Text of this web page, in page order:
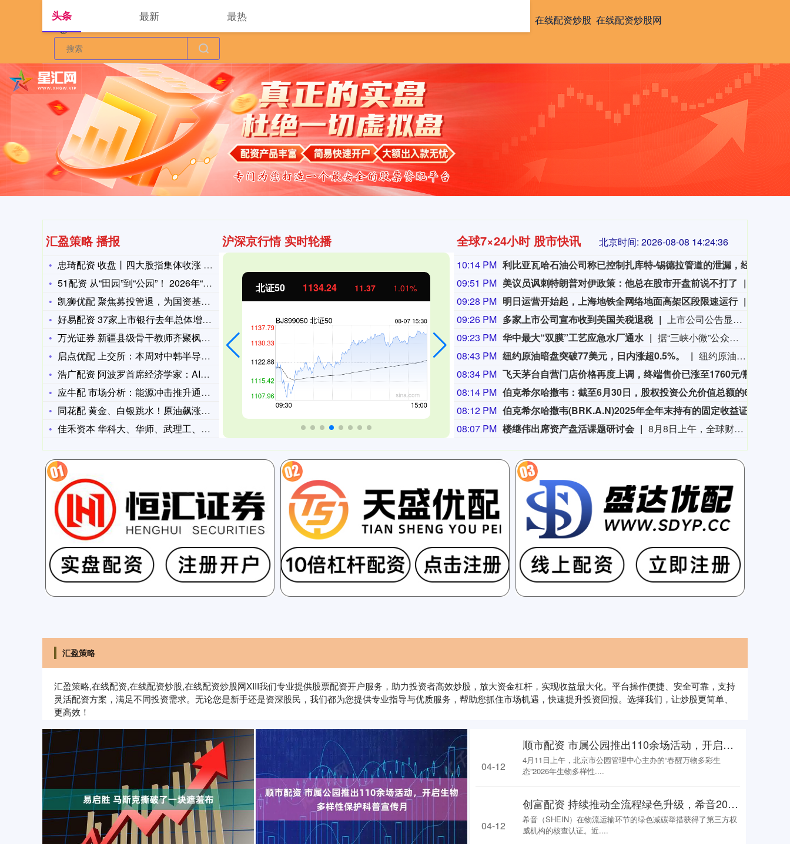
在线配资炒股 在线配资炒股网
汇盈策略 播报
忠琦配资 收盘丨四大股指集体收涨 半导体产业链爆发
51配资 从“田园”到“公园”！ 2026年“北京优农”特色
凯狮优配 聚焦募投管退，为国资基金松绑赋能
好易配资 37家上市银行去年总体增员6505人 人均薪酬有升
万光证券 新疆县级骨干教师齐聚枫溪 共探学科育人核心使命
启点优配 上交所：本周对中韩半导体ETF、南方原油LOF、标
浩广配资 阿波罗首席经济学家：AI越强，通胀越高，降息越难
应牛配 市场分析：能源冲击推升通胀 关键在于持续性
同花配 黄金、白银跳水！原油飙涨！中东突发：德黑兰，10多分
佳禾资本 华科大、华师、武理工、中南大、地大（武汉）集体扩招
沪深京行情 实时轮播
北证50 1134.24 11.37 1.01% 创业板指 3563.12 47.56 1.35% 基金指数 7242.10 12.30 0.17% 国债指数
全球7×24小时 股市快讯 北京时间: 2026-08-08 14:24:38
10:14 PM
09:51 PM 美议员讽刺特朗普对伊政策：他总在股市开盘前说不打了
09:28 PM 明日运营开始起，上海地铁全网络地面高架区段限速运行
09:26 PM 多家上市公司宣布收到美国关税退税
上市公司公告显示，自7月以来，多家公司宣布已经收到美国关税退税。根据美国最高法院今年2月裁定，《国际紧急经济权力法》不授权总统征收大规模关税。美国国际贸易法院随后下令海关办理相关退款。海关与边境保护局4月20日启动第一阶段退款工作，首批退款于5月11日前后发放。美国海关与边境保护局官员本月4日披露的信息显示，截至7月底，该部门已处理完毕约1000亿美元关税的退款流程并把相关信息提供给财政部用于付款。（中新社）
09:23 PM 华中最大“双膜”工艺应急水厂通水
据“三峡小微”公众号消息，8月8日，由三峡集团所属长江环保集团、武汉市水务集团等共同投资建设的华中地区规模最大的“双膜”工艺应急水厂——武汉梁子湖应急水厂并网通水，标志着武汉市江南区域正式构建起“一江一湖”双水源互为备援、灵活调度的供水新格局，为片区660万市民用水安全提供坚实保障。
08:43 PM 纽约原油暗盘突破77美元，日内涨超0.5%。
纽约原油暗盘突破77美元，日内涨超0.5%。
08:34 PM
08:14 PM
08:12 PM
08:07 PM 楼继伟出席资产盘活课题研讨会 8月8日上午，全球财富管理论坛在京召开“地方国有存量资产盘活进展、难点与策略”课题研讨会，楼继伟出席会议并做总结发言。楼继伟在发言中表示，盘活国有资产既是近期的当务之急，也是一项长期性的战略任务。当前我国GDP平减指数阶段性承压走低，财政维持紧平衡格局的压力持续攀升；我国税收结构以间接税为主体，税收收入增速显著弱于名义GDP增速，财政内生增收动能受限。叠加土地财政收入大幅收缩，地方隐性债务化解、长期限国债常态化发行带来的利息支出刚性上涨，收支两端压力持续凸显。综合多重现实约束来看，国有存量资产盘活并非短期应急手段，而是一项需要常态化、长效化推进的重点工作。（全球财富管理论坛）
汇盈策略
汇盈策略,在线配资,在线配资炒股,在线配资炒股网XIII‌我们专业提供股票配资开户服务，助力投资者高效炒股，放大资金杠杆，实现收益最大化。平台操作便捷、安全可靠，支持
灵活配资方案，满足不同投资需求。无论您是新手还是资深股民，我们都为您提供专业指导与优质服务，帮助您抓住市场机遇，快速提升投资回报。选择我们，让炒股更简单、
更高效！
顺市配资 市属公园推出110余场活动，开启生物多样性保护科普宣传月
4月11日上午，北京市公园管理中心主办的“春醒万物多彩生
态”2026年生物多样性....
04-12
创富配资 持续推动全流程绿色升级，希音2025年物流减碳超60万吨
希音（SHEIN）在物流运输环节的绿色减碳举措获得了第三方权
威机构的核查认证。近....
04-12
头条 最新 最热